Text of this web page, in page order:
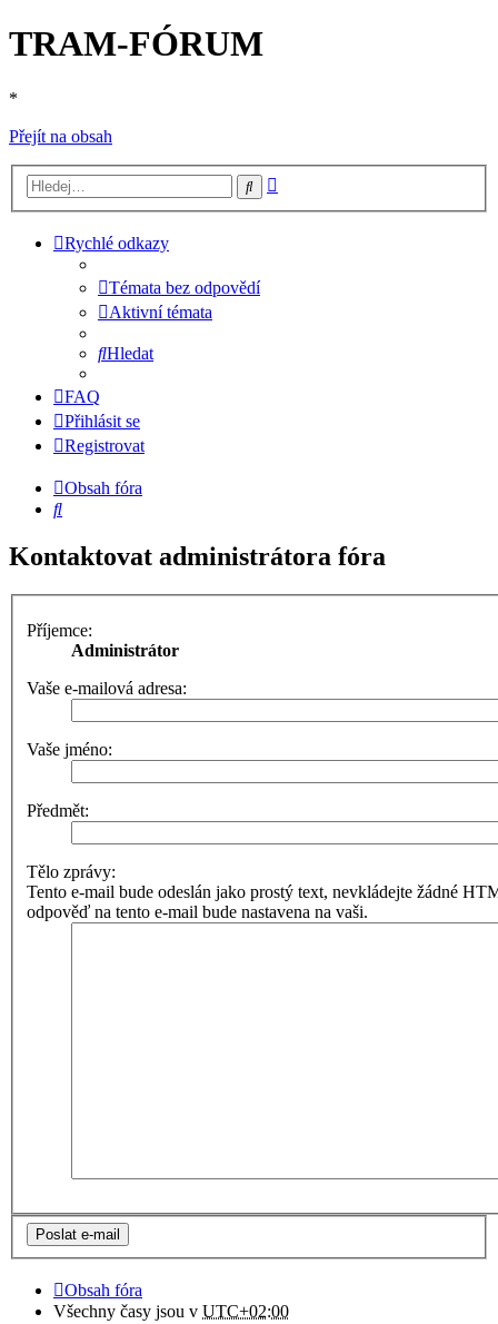
TRAM-FÓRUM
*
Přejít na obsah
Hledat
Rychlé odkazy
Témata bez odpovědí
Aktivní témata
Hledat
FAQ
Přihlásit se
Registrovat
Obsah fóra
Hledat
Kontaktovat administrátora fóra
Příjemce:
Administrátor
Vaše e-mailová adresa:
Vaše jméno:
Předmět:
Tělo zprávy:
Tento e-mail bude odeslán jako prostý text, nevkládejte žádné
odpověď na tento e-mail bude nastavena na vaši.
Obsah fóra
Všechny časy jsou v UTC+02:00